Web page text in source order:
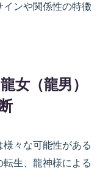
ンや関係性の特徴
女（龍男）
々な可能性がある
生、龍神様による